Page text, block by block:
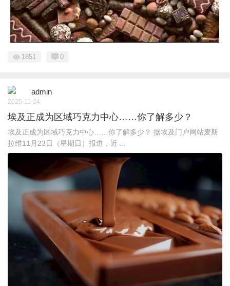
1851 0
admin
2025-11-24
埃及正成为区域巧克力中心……你了解多少？
埃及正成为区域巧克力中心……你了解多少？ 据埃及门户网站麦斯
拉维11月23日（星期日）报道，近 ...